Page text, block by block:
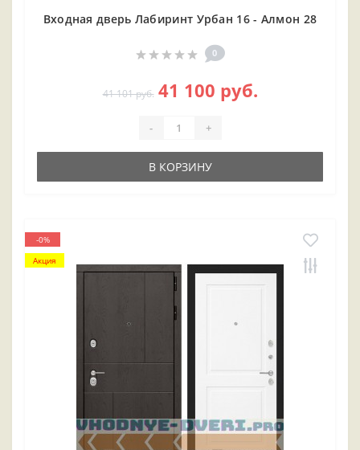
Входная дверь Лабиринт Урбан 16 - Алмон 28
0
41 101 руб. 41 100 руб.
- +
В КОРЗИНУ
-0%
Акция